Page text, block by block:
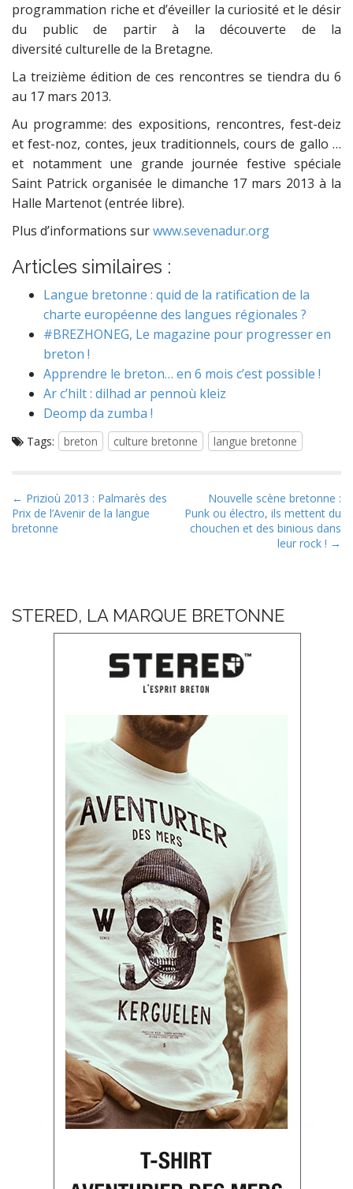
programmation riche et d’éveiller la curiosité et le désir
du public de partir à la découverte de la
diversité culturelle de la Bretagne.
La treizième édition de ces rencontres se tiendra du 6
au 17 mars 2013.
Au programme: des expositions, rencontres, fest-deiz
et fest-noz, contes, jeux traditionnels, cours de gallo …
et notamment une grande journée festive spéciale
Saint Patrick organisée le dimanche 17 mars 2013 à la
Halle Martenot (entrée libre).
Plus d’informations surwww.sevenadur.org
Articles similaires :
Langue bretonne : quid de la ratification de la
charte européenne des langues régionales ?
#BREZHONEG, Le magazine pour progresser en
breton !
Apprendre le breton… en 6 mois c’est possible !
Ar c’hilt : dilhad ar pennoù kleiz
Deomp da zumba !
Tags: breton culture bretonne langue bretonne
P
o
v
← Prizioù 2013 : Palmarès des
Prix de l’Avenir de la langue
bretonne
Nouvelle scène bretonne :
Punk ou électro, ils mettent du
chouchen et des binious dans
leur rock ! →
STERED, LA MARQUE BRETONNE